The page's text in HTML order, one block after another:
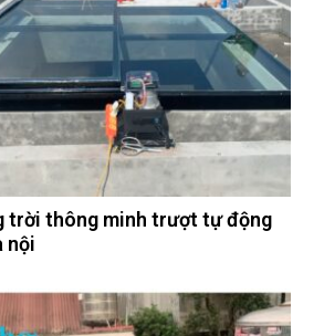
trời thông minh trượt tự động
nội